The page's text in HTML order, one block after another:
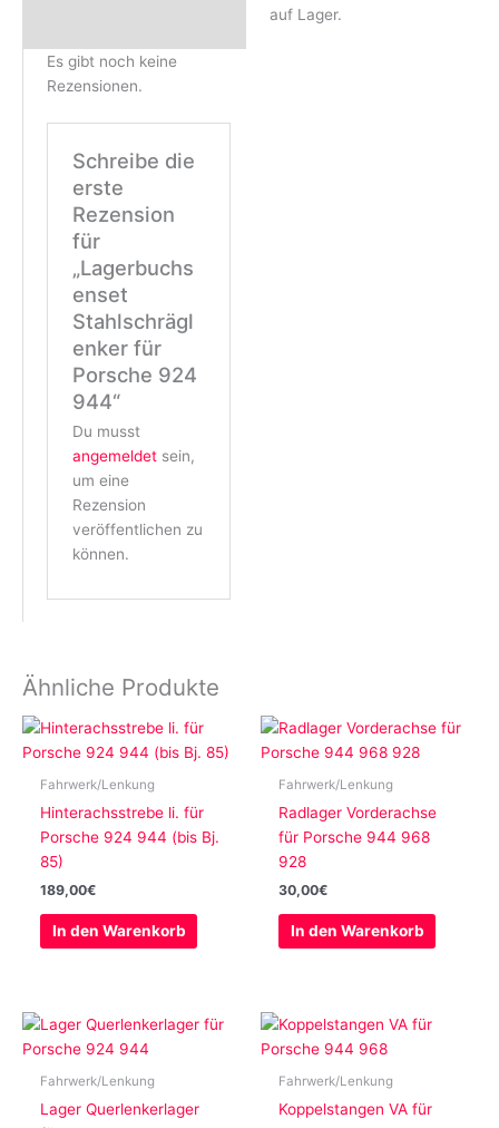
auf Lager.
Es gibt noch keine
Rezensionen.
Schreibe die
erste
Rezension
für
„Lagerbuchs
enset
Stahlschrägl
enker für
Porsche 924
944“
Du musst
angemeldet sein,
um eine
Rezension
veröffentlichen zu
können.
Ähnliche Produkte
Fahrwerk/Lenkung
Hinterachsstrebe li. für
Porsche 924 944 (bis Bj.
85)
189,00€
In den Warenkorb
Fahrwerk/Lenkung
Radlager Vorderachse
für Porsche 944 968
928
30,00€
In den Warenkorb
Fahrwerk/Lenkung
Lager Querlenkerlager
Fahrwerk/Lenkung
Koppelstangen VA für